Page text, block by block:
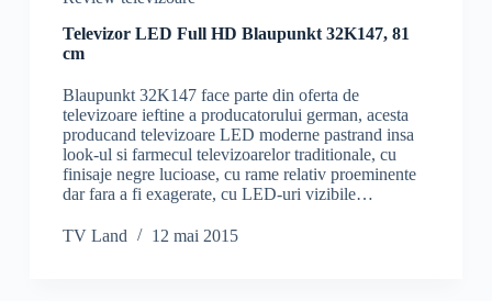
Televizor LED Full HD Blaupunkt 32K147, 81
cm
Blaupunkt 32K147 face parte din oferta de
televizoare ieftine a producatorului german, acesta
producand televizoare LED moderne pastrand insa
look-ul si farmecul televizoarelor traditionale, cu
finisaje negre lucioase, cu rame relativ proeminente
dar fara a fi exagerate, cu LED-uri vizibile…
TV Land 12 mai 2015